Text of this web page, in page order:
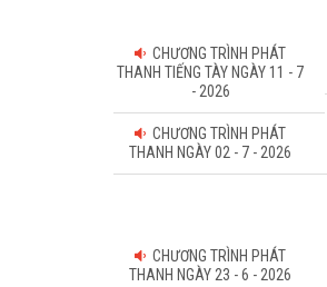
CHƯƠNG TRÌNH PHÁT
THANH TIẾNG TÀY NGÀY 11 - 7
- 2026
CHƯƠNG TRÌNH PHÁT
THANH NGÀY 02 - 7 - 2026
CHƯƠNG TRÌNH PHÁT
THANH NGÀY 23 - 6 - 2026